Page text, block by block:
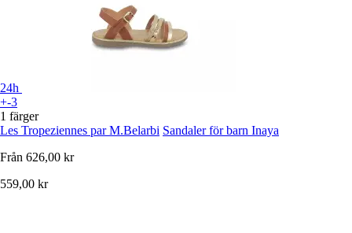
24h
+-3
1 färger
Les Tropeziennes par M.Belarbi Sandaler för barn Inaya
Från 626,00 kr
559,00 kr